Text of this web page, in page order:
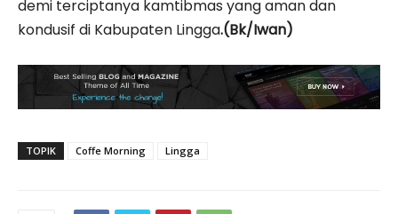
demi terciptanya kamtibmas yang aman dan
kondusif di Kabupaten Lingga.(Bk/Iwan)
TOPIK Coffe Morning Lingga